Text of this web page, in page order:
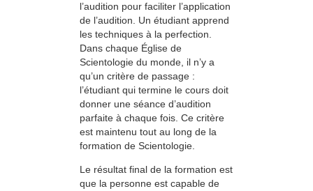
l’audition pour faciliter l’application
de l’audition. Un étudiant apprend
les techniques à la perfection.
Dans chaque Église de
Scientologie du monde, il n’y a
qu’un critère de passage :
l’étudiant qui termine le cours doit
donner une séance d’audition
parfaite à chaque fois. Ce critère
est maintenu tout au long de la
formation de Scientologie.
Le résultat final de la formation est
que la personne est capable de